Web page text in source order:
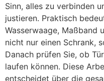
Sinn, alles zu verbinden
justieren. Praktisch
Wasserwaage, Maßband
nicht nur einen Schrank,
Danach prüfen Sie, ob
laufen können. Diese
entscheidet über die